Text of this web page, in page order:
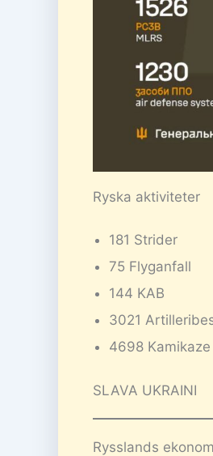
Ryska aktiviteter
181 Strider
75 Flyganfall
144 KAB
3021
4698
SLAVA UKRAINI
Rysslands